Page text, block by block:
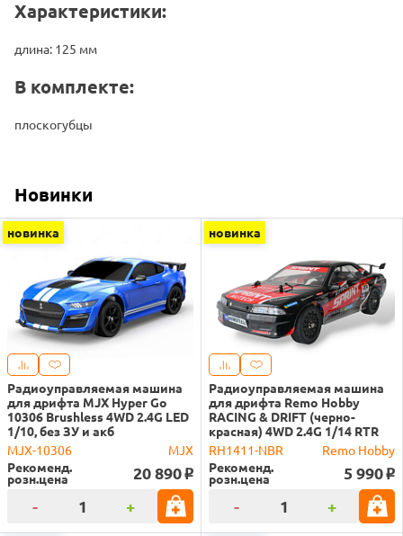
Характеристики:
длина: 125 мм
В комплекте:
плоскогубцы
Новинки
новинка
Радиоуправляемая машина
для дрифта MJX Hyper Go
10306 Brushless 4WD 2.4G LED
1/10, без ЗУ и акб
MJX-10306
MJX
Рекоменд.
розн.цена 20 890 o
- +
новинка
Радиоуправляемая машина
для дрифта Remo Hobby
RACING & DRIFT (черно-
красная) 4WD 2.4G 1/14 RTR
RH1411-NBR
Remo Hobby
Рекоменд.
розн.цена 5 990 o
- +